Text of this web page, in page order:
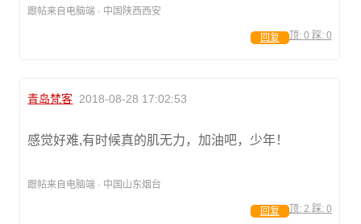
跟帖来自电脑端 · 中国陕西西安
顶: 0 踩: 0
回复
青岛梵客 2018-08-28 17:02:53
感觉好难,有时候真的肌无力，加油吧，少年！
跟帖来自电脑端 · 中国山东烟台
顶: 2 踩: 0
回复